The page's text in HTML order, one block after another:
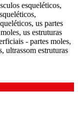
esqueléticos,
us partes
us estruturas
- partes moles,
ultrassom estruturas